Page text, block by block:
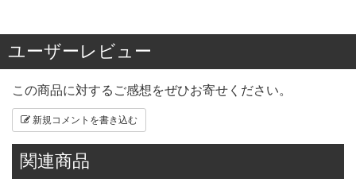
ユーザーレビュー
この商品に対するご感想をぜひお寄せください。
新規コメントを書き込む
関連商品